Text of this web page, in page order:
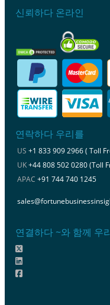
신뢰하다 온라인
연락하다 우리를
US +1 833 909 2966 ( Toll
UK+44 808 502 0280 (Toll
APAC +91 744 740 1245
연결하다 ~와 함께 우